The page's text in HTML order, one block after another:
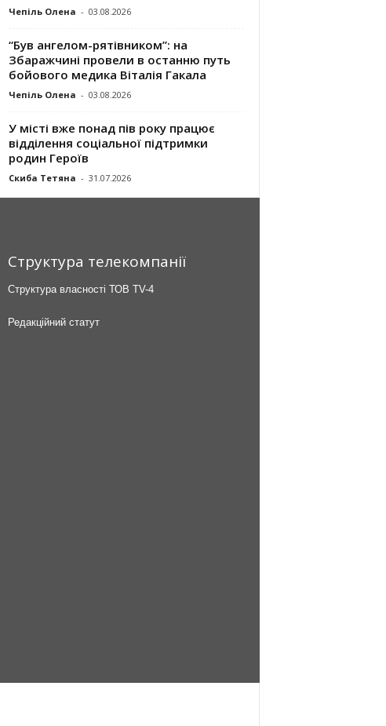
Чепіль Олена - 03.08.2026
“Був ангелом-рятівником”: на
Збаражчині провели в останню путь
бойового медика Віталія Гакала
Чепіль Олена - 03.08.2026
У місті вже понад пів року працює
відділення соціальної підтримки
родин Героїв
Скиба Тетяна - 31.07.2026
Структура телекомпанії
Структура власності ТОВ TV-4
Редакційний статут